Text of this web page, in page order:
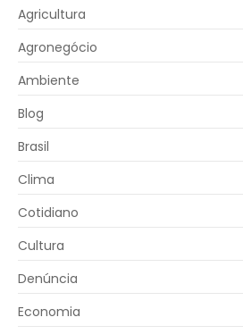
Agricultura
Agronegócio
Ambiente
Blog
Brasil
Clima
Cotidiano
Cultura
Denúncia
Economia